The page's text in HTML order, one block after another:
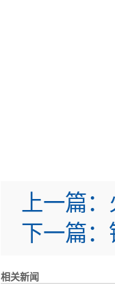
上一篇：
下一篇：
相关新闻